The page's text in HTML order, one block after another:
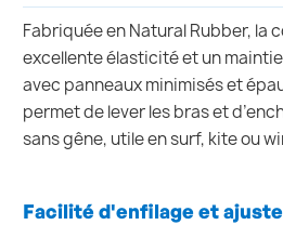
Fabriquée en Natural Rubber, la
excellente élasticité et un
avec panneaux minimisés et
permet de lever les bras et
sans gêne, utile en surf, kite ou
Facilité d'enfilage et